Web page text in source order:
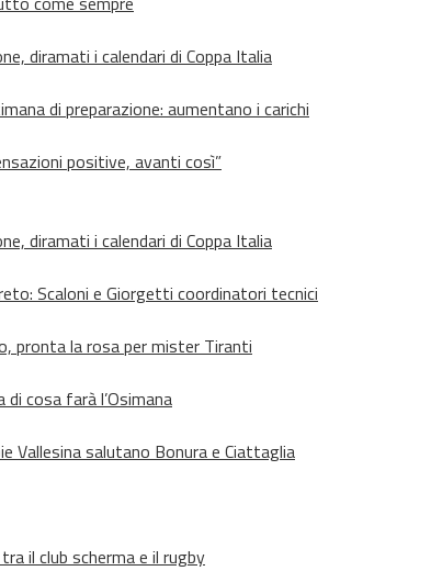
diramati i calendari di Coppa Italia
di preparazione: aumentano i carichi
positive, avanti così”
diramati i calendari di Coppa Italia
Scaloni e Giorgetti coordinatori tecnici
pronta la rosa per mister Tiranti
cosa farà l’Osimana
Vallesina salutano Bonura e Ciattaglia
il club scherma e il rugby